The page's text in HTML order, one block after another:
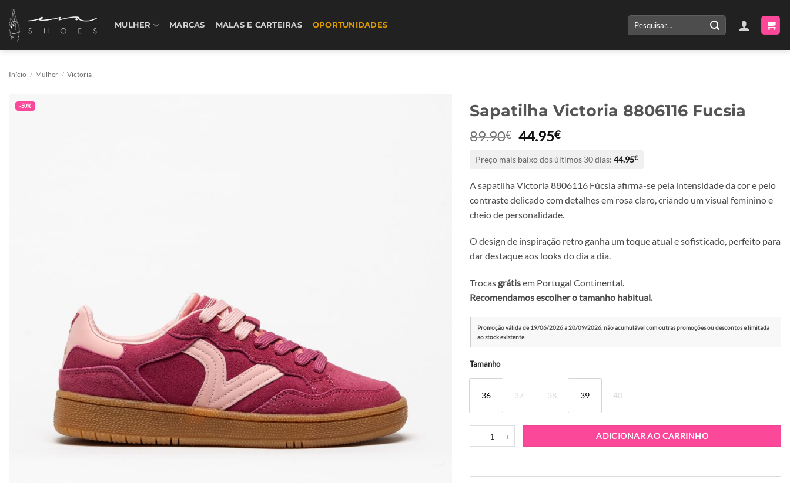
Skip
content
MULHER MARCAS MALAS E CARTEIRAS OPORTUNIDADES
Pesquisar
por:
Início / Mulher / Victoria
-50% Sapatilha Victoria 8806116 Fucsia
89.90€ O
original
89.90€.
44.95€O
atual
44.95€.
Preço mais baixo dos últimos 30 dias: 44.95€
A sapatilha Victoria 8806116 Fúcsia afirma-se pela intensidade da cor e pelo
contraste delicado com detalhes em rosa claro, criando um visual feminino e
cheio de personalidade.
O design de inspiração retro ganha um toque atual e sofisticado, perfeito para
dar destaque aos looks do dia a dia.
Trocas grátisem Portugal Continental.
Recomendamos escolher o tamanho habitual.
Promoção válida de 19/06/2026 a 20/09/2026, não acumulável com outras promoções ou descontos e limitada
ao stock existente.
Tamanho
36 37 38 39 40
ADICIONAR AO CARRINHO
Alternative: